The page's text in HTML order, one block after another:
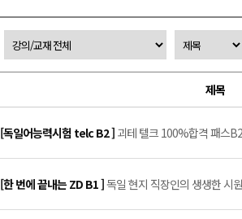
제목
[독일어능력시험 telc B2 ] 괴테 텔크 100%합격 패스
[한 번에 끝내는 ZD B1 ]독일 현지 직장인의 생생한 시